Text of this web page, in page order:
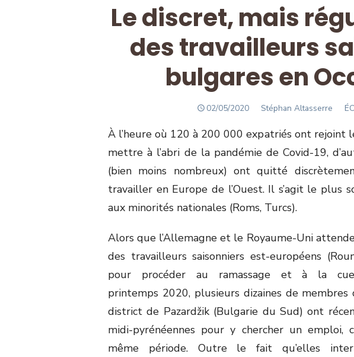
Le discret, mais
des travailleurs
bulgares en
POSTED
02/05/2020 Author
Stéphan Altasserre
À l’heure où 120 à 200 000 expatriés ont rejoint
mettre à l’abri de la pandémie de Covid-19,
(bien moins nombreux) ont quitté
travailler en Europe de l’Ouest. Il s’agit le plus
aux minorités nationales (Roms, Turcs).
Alors que l’Allemagne et le Royaume-Uni
des travailleurs saisonniers est-européens
pour procéder au ramassage et à la
printemps 2020, plusieurs dizaines de
district de Pazardžik (Bulgarie du Sud) ont
midi-pyrénéennes pour y chercher un emploi,
même période. Outre le fait qu’elles